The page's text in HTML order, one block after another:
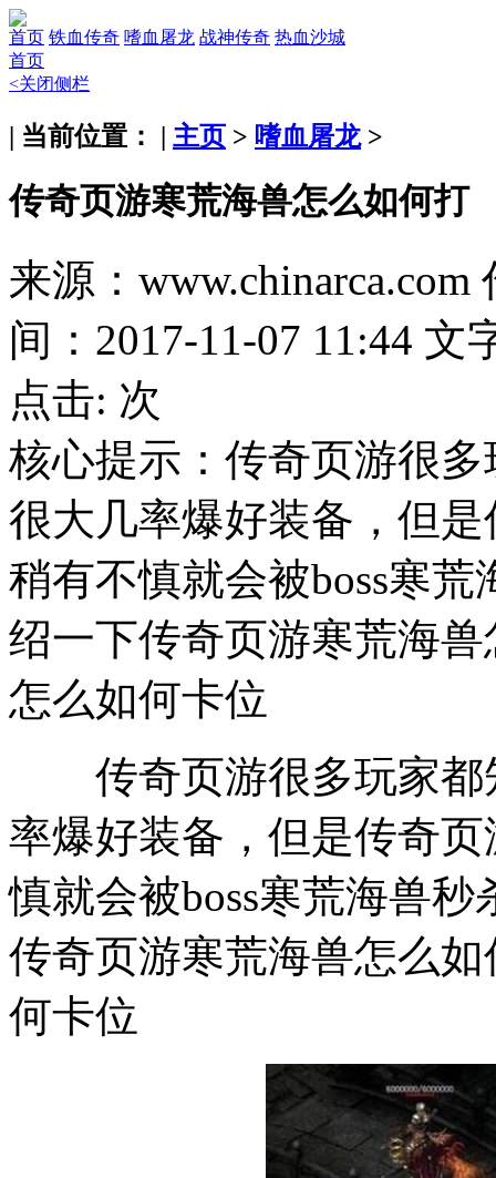
首页 铁血传奇 嗜血屠龙 战神传奇 热血沙城
首页
<关闭侧栏
| 当前位置： | 主页 > 嗜血屠龙>
传奇页游寒荒海兽怎么如何打
来源：www.chinarca.com
间：2017-11-07 11:44 文
点击: 次
核心提示： 传奇页游很多
很大几率爆好装备，但
稍有不慎就会被boss寒
绍一下传奇页游寒荒海
怎么如何卡位
传奇页游很多玩家都
率爆好装备，但是传奇
慎就会被boss寒荒海兽
传奇页游寒荒海兽怎么
何卡位